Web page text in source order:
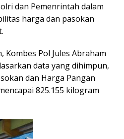
dan Pemenrintah dalam
harga dan pasokan
Kombes Pol Jules Abraham
data yang dihimpun,
dan Harga Pangan
825.155 kilogram